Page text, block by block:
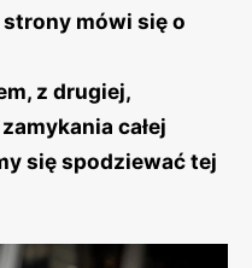
mówi się o
z drugiej,
całej
się spodziewać tej